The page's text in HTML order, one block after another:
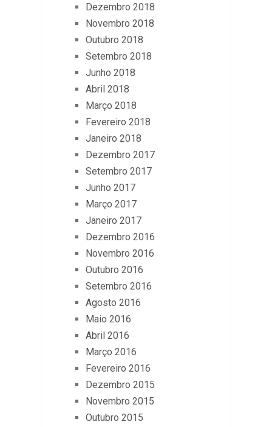
Dezembro 2018
Novembro 2018
Outubro 2018
Setembro 2018
Junho 2018
Abril 2018
Março 2018
Fevereiro 2018
Janeiro 2018
Dezembro 2017
Setembro 2017
Junho 2017
Março 2017
Janeiro 2017
Dezembro 2016
Novembro 2016
Outubro 2016
Setembro 2016
Agosto 2016
Maio 2016
Abril 2016
Março 2016
Fevereiro 2016
Dezembro 2015
Novembro 2015
Outubro 2015